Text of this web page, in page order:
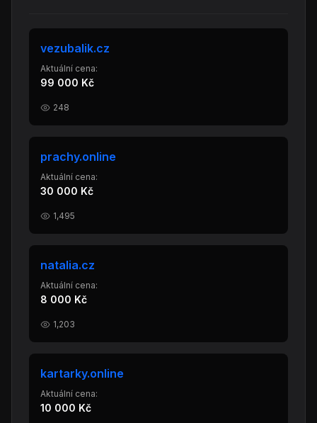
vezubalik.cz
Aktuální cena:
99 000 Kč
248
prachy.online
Aktuální cena:
30 000 Kč
1,495
natalia.cz
Aktuální cena:
8 000 Kč
1,203
kartarky.online
Aktuální cena:
10 000 Kč